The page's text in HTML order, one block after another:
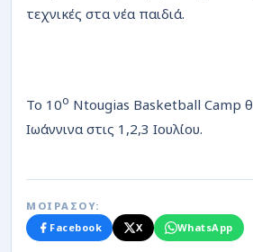
τεχνικές στα νέα παιδιά.
Το 10ο Ntougias Basketball Camp
Ιωάννινα στις 1,2,3 Ιουλίου.
ΜΟΙΡΑΣΟΥ:
Facebook
X WhatsApp